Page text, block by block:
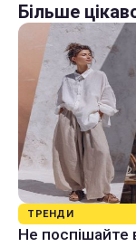
Більше
ТРЕНДИ
Не поспішайте